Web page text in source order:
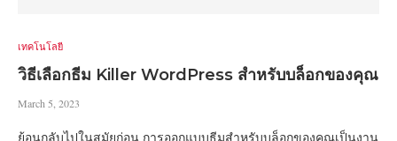
เทคโนโลยี
วิธีเลือกธีม Killer WordPress สำหรับบล็อกของคุณ
March 5, 2023
ย้อนกลับไปในสมัยก่อน การออกแบบธีมสำหรับบล็อกของคุณเป็นงาน